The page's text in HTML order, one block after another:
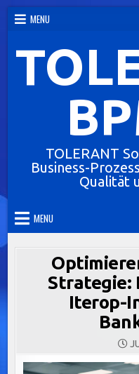
Skip
content
MENU
TOLERANT
Business-
Qualität
MENU
Strategie:
Iterop-